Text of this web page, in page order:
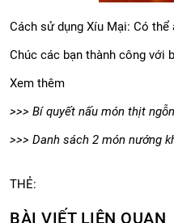
Cách sử dụng Xíu Mại: Có
Chúc các bạn thành công với
Xem thêm
>>> Bí quyết nấu món thịt
>>> Danh sách 2 món nướng
THẺ:
BÀI VIẾT LIÊN QUAN